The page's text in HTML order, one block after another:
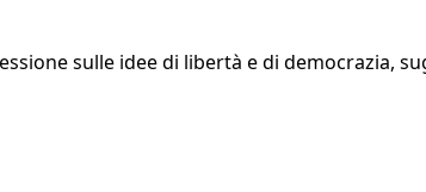
sulle idee di libertà e di democrazia,